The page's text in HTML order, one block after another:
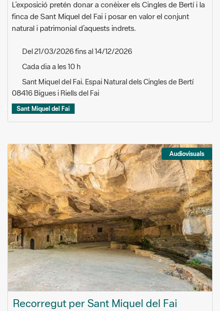
L’exposició pretén donar a conèixer els Cingles de Bertí i la
finca de Sant Miquel del Fai i posar en valor el conjunt
natural i patrimonial d’aquests indrets.
Del 21/03/2026 fins al 14/12/2026
Cada dia a les 10 h
Sant Miquel del Fai. Espai Natural dels Cingles de Bertí
08416 Bigues i Riells del Fai
Sant Miquel del Fai
Audiovisuals
Recorregut per Sant Miquel del Fai